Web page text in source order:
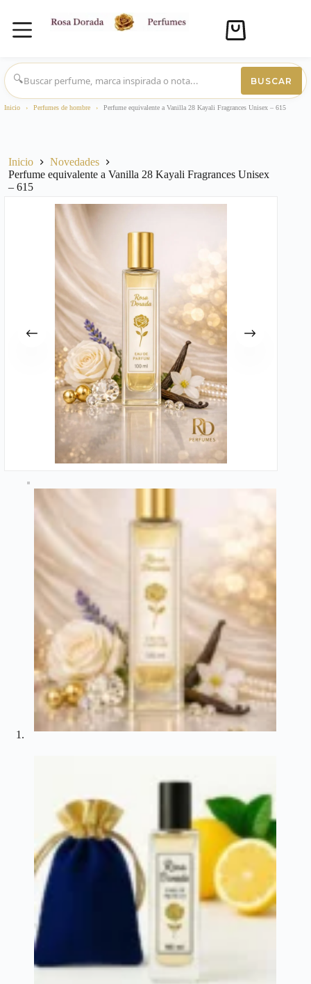
Saltar
al
contenido
Carro
compra
🔍
BUSCAR
Inicio › Perfumes de hombre › Perfume equivalente a Vanilla 28 Kayali Fragrances Unisex – 615
Inicio
Novedades
Perfume equivalente a Vanilla 28 Kayali Fragrances Unisex
– 615